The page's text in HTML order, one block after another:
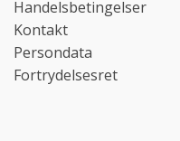
Handelsbetingelser
Kontakt
Persondata
Fortrydelsesret